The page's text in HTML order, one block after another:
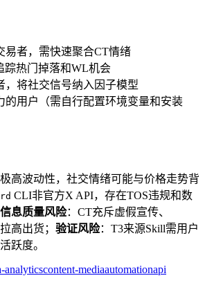
易者，需快速聚合CT情绪
踪热门掉落和WL机会
，将社交信号纳入因子模型
的用户（需自行配置环境变量和安装
高波动性，社交情绪可能与价格走势背
CLI非官方X API，存在TOS违规和数
信息质量风险：CT充斥虚假宣传、
高出货； 验证风险：T3来源Skill需用户
跃度。
analyticscontent-mediaautomationapi